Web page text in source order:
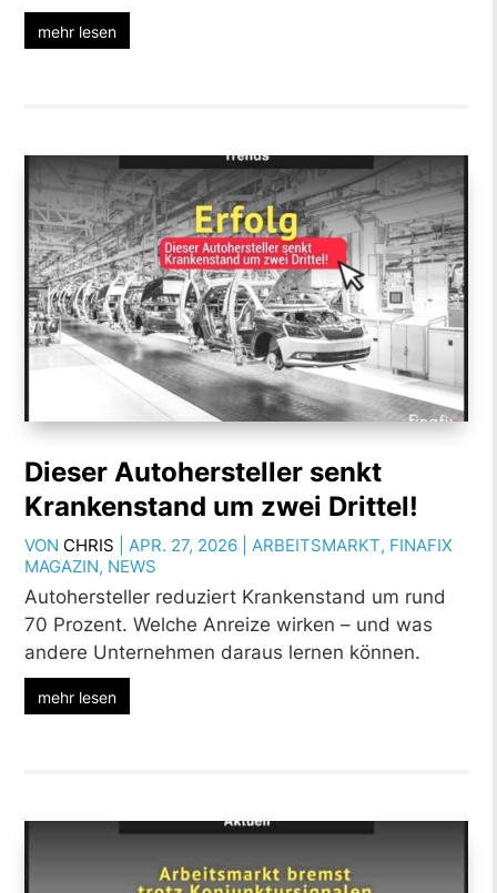
mehr lesen
Dieser Autohersteller senkt
Krankenstand um zwei Drittel!
VON CHRIS |APR. 27, 2026 |ARBEITSMARKT, FINAFIX
MAGAZIN, NEWS
Autohersteller reduziert Krankenstand um rund
70 Prozent. Welche Anreize wirken – und was
andere Unternehmen daraus lernen können.
mehr lesen